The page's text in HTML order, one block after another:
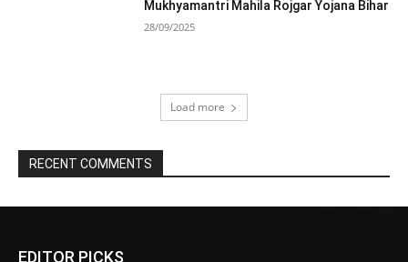
Mukhyamantri Mahila Rojgar Yojana Bihar
28/09/2025
Load more
RECENT COMMENTS
EDITOR PICKS